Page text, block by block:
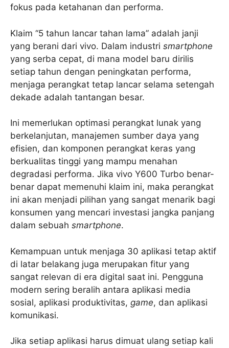
fokus pada ketahanan dan performa.
Klaim “5 tahun lancar tahan lama” adalah janji
yang berani dari vivo. Dalam industri smartphone
yang serba cepat, di mana model baru dirilis
setiap tahun dengan peningkatan performa,
menjaga perangkat tetap lancar selama setengah
dekade adalah tantangan besar.
Ini memerlukan optimasi perangkat lunak yang
berkelanjutan, manajemen sumber daya yang
efisien, dan komponen perangkat keras yang
berkualitas tinggi yang mampu menahan
degradasi performa. Jika vivo Y600 Turbo benar-
benar dapat memenuhi klaim ini, maka perangkat
ini akan menjadi pilihan yang sangat menarik bagi
konsumen yang mencari investasi jangka panjang
dalam sebuah smartphone.
Kemampuan untuk menjaga 30 aplikasi tetap aktif
di latar belakang juga merupakan fitur yang
sangat relevan di era digital saat ini. Pengguna
modern sering beralih antara aplikasi media
sosial, aplikasi produktivitas, game, dan aplikasi
komunikasi.
Jika setiap aplikasi harus dimuat ulang setiap kali